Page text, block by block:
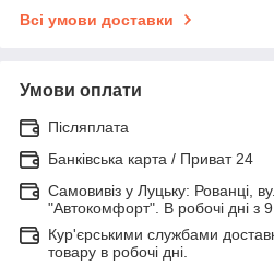
Всі умови доставки
Умови оплати
Післяплата
Банківська карта / Приват 24
Самовивіз у Луцьку: Рованці,
"Автокомфорт". В робочі дні з
Кур'єрськими службами
товару в робочі дні.